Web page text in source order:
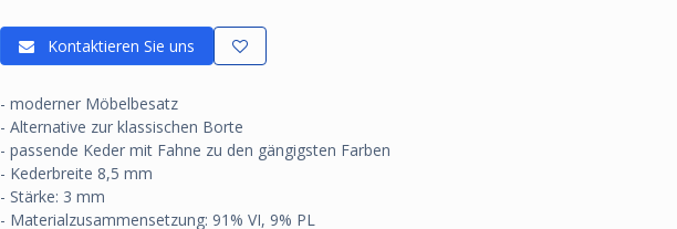
Kontaktieren Sie uns
- moderner Möbelbesatz
- Alternative zur klassischen Borte
- passende Keder mit Fahne zu den gängigsten Farben
- Kederbreite 8,5 mm
- Stärke: 3 mm
- Materialzusammensetzung: 91% VI, 9% PL